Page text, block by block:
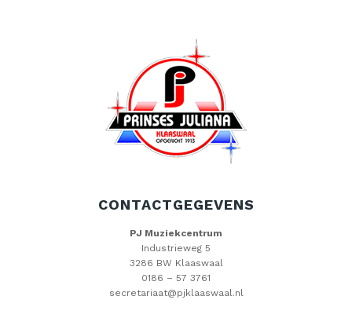
CONTACTGEGEVENS
PJ Muziekcentrum
Industrieweg 5
3286 BW Klaaswaal
0186 – 57 3761
secretariaat@pjklaaswaal.nl